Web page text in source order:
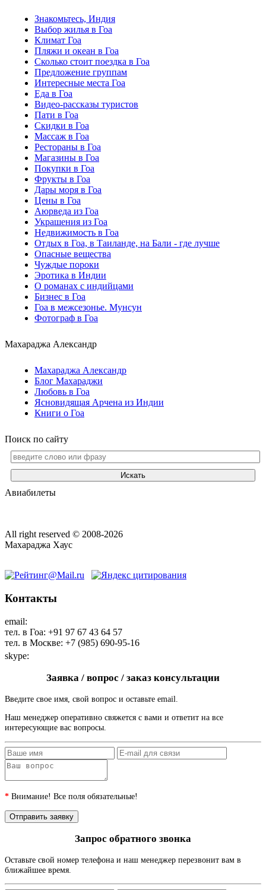
Знакомьтесь, Индия
Выбор жилья в Гоа
Климат Гоа
Пляжи и океан в Гоа
Сколько стоит поездка в Гоа
Предложение группам
Интересные места Гоа
Еда в Гоа
Видео-рассказы туристов
Пати в Гоа
Скидки в Гоа
Массаж в Гоа
Рестораны в Гоа
Магазины в Гоа
Покупки в Гоа
Фрукты в Гоа
Дары моря в Гоа
Цены в Гоа
Аюрведа из Гоа
Украшения из Гоа
Недвижимость в Гоа
Отдых в Гоа, в Таиланде, на Бали - где лучше
Опасные вещества
Чуждые пороки
Эротика в Индии
О романах с индийцами
Бизнес в Гоа
Гоа в межсезонье. Мунсун
Фотограф в Гоа
Махараджа Александр
Махараджа Александр
Блог Махараджи
Любовь в Гоа
Ясновидящая Арчена из Индии
Книги о Гоа
Поиск по сайту
Искать
Авиабилеты
All right reserved © 2008-2026
Махараджа Хаус
Контакты
email:
тел. в Гоа: +91 97 67 43 64 57
тел. в Москве: +7 (985) 690-95-16
skype:
Заявка / вопрос / заказ консультации
Введите свое имя, свой вопрос и оставьте email.
Наш менеджер оперативно свяжется с вами и ответит на все
интересующие вас вопросы.
* Внимание! Все поля обязательные!
Запрос обратного звонка
Оставьте свой номер телефона и наш менеджер перезвонит вам в
ближайшее время.